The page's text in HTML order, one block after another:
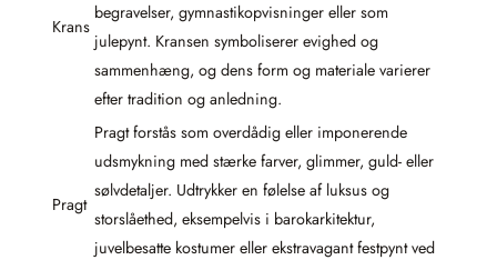
Krans
begravelser, gymnastikopvisninger eller som
julepynt. Kransen symboliserer evighed og
sammenhæng, og dens form og materiale varierer
efter tradition og anledning.
Pragt
Pragt forstås som overdådig eller imponerende
udsmykning med stærke farver, glimmer, guld- eller
sølvdetaljer. Udtrykker en følelse af luksus og
storslåethed, eksempelvis i barokarkitektur,
juvelbesatte kostumer eller ekstravagant festpynt ved